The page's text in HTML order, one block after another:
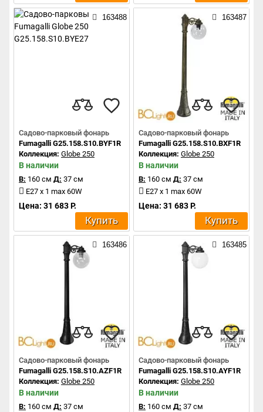
163488
Садово-парковый фонарь
Fumagalli G25.158.S10.BYF1R
Коллекция: Globe 250
В наличии
В: 160 см Д: 37 см
E27 x 1 max 60W
Цена: 31 683 Р.
Купить
163487
Садово-парковый фонарь
Fumagalli G25.158.S10.BXF1R
Коллекция: Globe 250
В наличии
В: 160 см Д: 37 см
E27 x 1 max 60W
Цена: 31 683 Р.
Купить
163486
Садово-парковый фонарь
Fumagalli G25.158.S10.AZF1R
Коллекция: Globe 250
В наличии
В: 160 см Д: 37 см
163485
Садово-парковый фонарь
Fumagalli G25.158.S10.AYF1R
Коллекция: Globe 250
В наличии
В: 160 см Д: 37 см